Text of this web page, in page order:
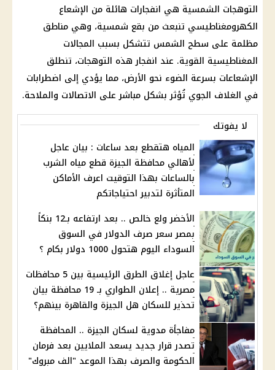
التوهجات الشمسية هي انفجارات هائلة من الإشعاع
الكهرومغناطيسي تنبعث من بقع شمسية، وهي مناطق
مظلمة على سطح الشمس تتشكل بسبب المجالات
المغناطيسية القوية. عند انفجار هذه التوهجات، تنطلق
الإشعاعات بسرعة الضوء نحو الأرض، مما يؤدي إلى اضطرابات
في الغلاف الجوي تُؤثر بشكل مباشر على الاتصالات والملاحة.
لا يفوتك
المياه هتقطع بعد ساعات : بيان عاجل
لأهالي محافظة الجيزة قطع مياه الشرب
بالساعات بهذا التوقيت اعرف الأماكن
المتأثرة لتدبير احتياجاتكم
الأخضر ولع خالص .. بعد ارتفاعه بـ12 بنكاً
بمصر سعر صرف الدولار في السوق
السوداء اليوم هتحول 1000 دولار بكام ؟
عاجل إغلاق الطرق الرئيسية بين 5 محافظات
مصرية .. إعلان الطواري بـ 19 محافظة بيان
تحذير للسكان هل الجيزة والقاهرة بينهم؟
مفاجأة مدوية لسكان الجيزة .. المحافظة
تصدر قرار جديد يسعد الملايين بعد فرمان
الحكومة والصرف بهذا الموعد "الف مبروك"